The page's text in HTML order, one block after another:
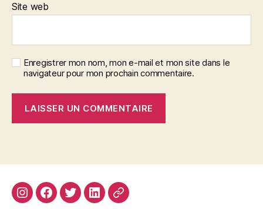
Site web
Enregistrer mon nom, mon e-mail et mon site dans le
navigateur pour mon prochain commentaire.
InstagramFacebook
TwitterLinkedin
Site